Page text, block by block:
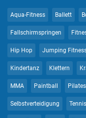
Aqua-Fitness Ballett
Fallschirmspringen
Hip Hop Jumping
Kindertanz Klettern
MMA Paintball Pilates
Selbstverteidigung Tennis